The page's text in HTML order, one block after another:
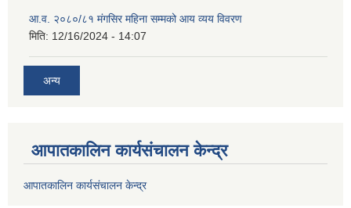
आ.व. २०८०/८१ मंगसिर महिना सम्मको आय व्यय विवरण
मिति: 12/16/2024 - 14:07
अन्य
आपातकालिन कार्यसंचालन केन्द्र
आपातकालिन कार्यसंचालन केन्द्र